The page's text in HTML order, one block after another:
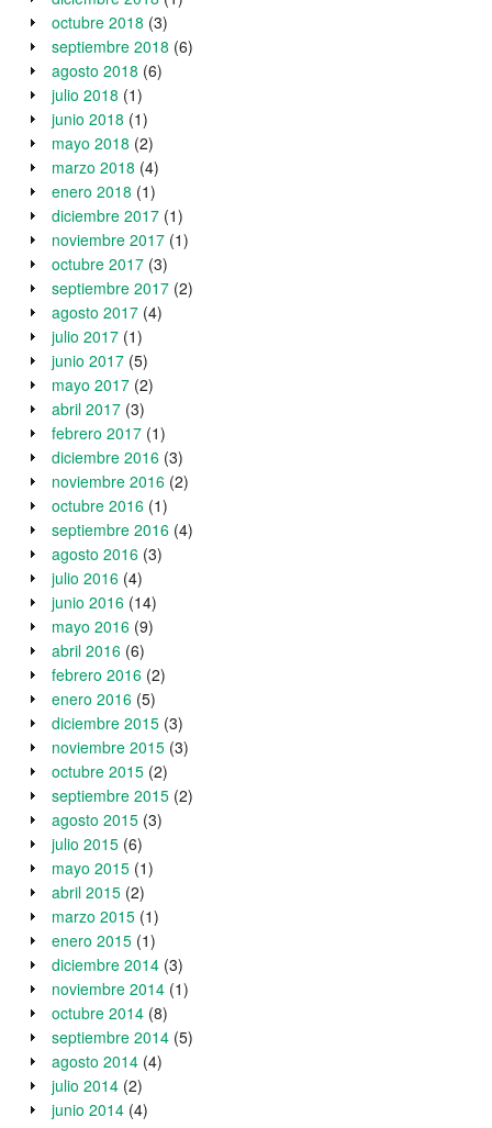
octubre 2018 (3)
septiembre 2018 (6)
agosto 2018 (6)
julio 2018 (1)
junio 2018 (1)
mayo 2018 (2)
marzo 2018 (4)
enero 2018 (1)
diciembre 2017 (1)
noviembre 2017 (1)
octubre 2017 (3)
septiembre 2017 (2)
agosto 2017 (4)
julio 2017 (1)
junio 2017 (5)
mayo 2017 (2)
abril 2017 (3)
febrero 2017 (1)
diciembre 2016 (3)
noviembre 2016 (2)
octubre 2016 (1)
septiembre 2016 (4)
agosto 2016 (3)
julio 2016 (4)
junio 2016 (14)
mayo 2016 (9)
abril 2016 (6)
febrero 2016 (2)
enero 2016 (5)
diciembre 2015 (3)
noviembre 2015 (3)
octubre 2015 (2)
septiembre 2015 (2)
agosto 2015 (3)
julio 2015 (6)
mayo 2015 (1)
abril 2015 (2)
marzo 2015 (1)
enero 2015 (1)
diciembre 2014 (3)
noviembre 2014 (1)
octubre 2014 (8)
septiembre 2014 (5)
agosto 2014 (4)
julio 2014 (2)
junio 2014 (4)